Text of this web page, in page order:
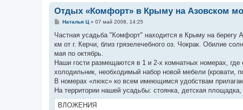
Отдых «Комфорт» в Крыму на Азовском
С
о
щ
е
и
е
Наталья Ц» 07 май 2008, 14:25
Частная усадьба "Комфорт" находится в Крыму на берегу
км от г. Керчи, близ грязелечебного оз. Чокрак. Обилие
мая по октябрь.
Наши гости размещаются в 1 и 2-х комнатных номерах,
холодильник, необходимый набор новой мебели (кровати,
В номерах «люкс» ко всем имеющимся удобствам
На территории нашей усадьбы: стоянка, детская
ВЛОЖЕНИЯ